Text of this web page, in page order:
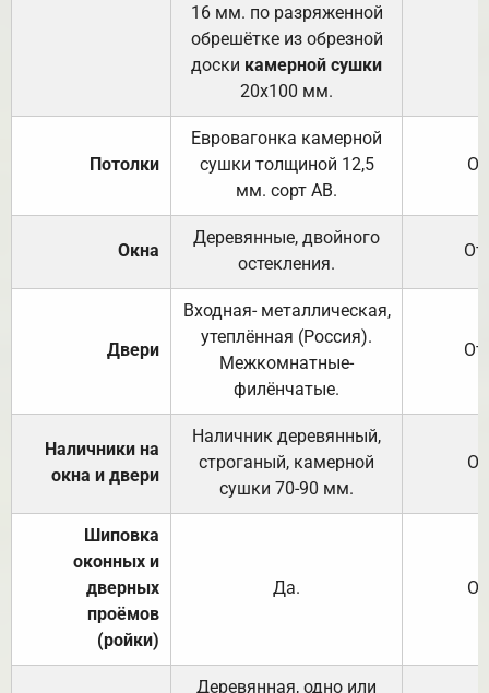
16 мм. по разряженной
обрешётке из обрезной
доски камерной сушки
20х100 мм.
Потолки
Евровагонка камерной
сушки толщиной 12,5
мм. сорт АВ.
Окна
Деревянные, двойного
остекления.
Двери
Входная- металлическая,
утеплённая (Россия).
Межкомнатные-
филёнчатые.
Наличники на
окна и двери
Наличник деревянный,
строганый, камерной
сушки 70-90 мм.
Шиповка
оконных и
дверных
проёмов
(ройки)
Да.
Деревянная, одно или